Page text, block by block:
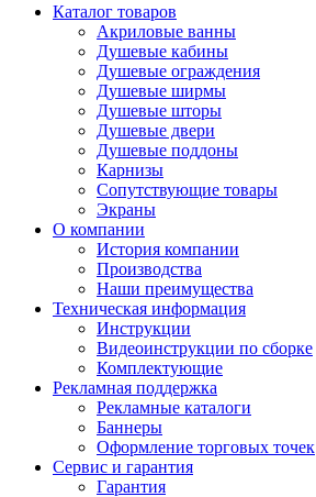
Каталог товаров
Акриловые ванны
Душевые кабины
Душевые ограждения
Душевые ширмы
Душевые шторы
Душевые двери
Душевые поддоны
Карнизы
Сопутствующие товары
Экраны
О компании
История компании
Производства
Наши преимущества
Техническая информация
Инструкции
Видеоинструкции по сборке
Комплектующие
Рекламная поддержка
Рекламные каталоги
Баннеры
Оформление торговых точек
Сервис и гарантия
Гарантия